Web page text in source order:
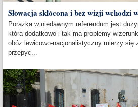
Słowacja skłócona i bez wizji wchodzi
Porażka w niedawnym referendum jest
która dodatkowo i tak ma problemy
obóz lewicowo-nacjonalistyczny mierzy się
przepyc...